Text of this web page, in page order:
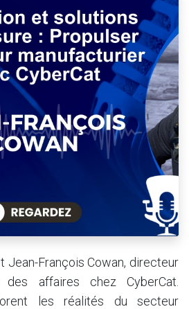
Jean-François Cowan, directeur
des affaires chez CyberCat.
les réalités du secteur